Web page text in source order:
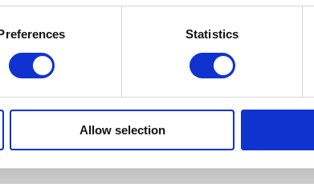
Statistics
Allow selection
in deiner Organisation und Kommunikation findet in einer